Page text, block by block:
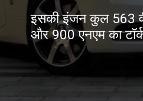
इसकी इंजन कुल 563
और 900 एनएम का